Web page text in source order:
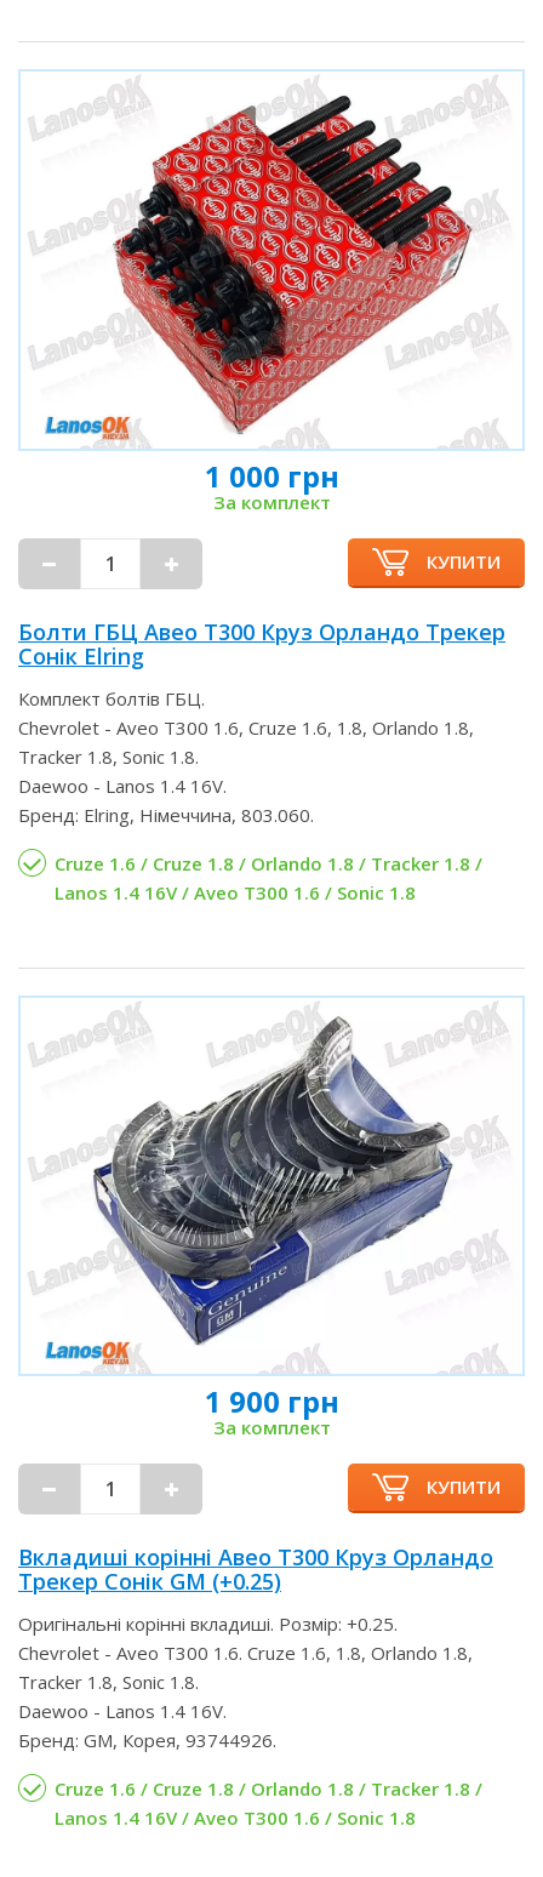
1 000 грн
За комплект
КУПИТИ
Болти ГБЦ Авео Т300 Круз Орландо Трекер
Сонік Elring
Комплект болтів ГБЦ.
Chevrolet - Aveo T300 1.6, Cruze 1.6, 1.8, Orlando 1.8,
Tracker 1.8, Sonic 1.8.
Daewoo - Lanos 1.4 16V.
Бренд: Elring, Німеччина, 803.060.
Cruze 1.6 / Cruze 1.8 / Orlando 1.8 / Tracker 1.8 /
Lanos 1.4 16V / Aveo T300 1.6 / Sonic 1.8
1 900 грн
За комплект
КУПИТИ
Вкладиші корінні Авео Т300 Круз Орландо
Трекер Сонік GM (+0.25)
Оригінальні корінні вкладиші. Розмір: +0.25.
Chevrolet - Aveo T300 1.6. Cruze 1.6, 1.8, Orlando 1.8,
Tracker 1.8, Sonic 1.8.
Daewoo - Lanos 1.4 16V.
Бренд: GM, Корея, 93744926.
Cruze 1.6 / Cruze 1.8 / Orlando 1.8 / Tracker 1.8 /
Lanos 1.4 16V / Aveo T300 1.6 / Sonic 1.8